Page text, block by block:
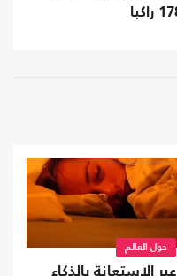
حول العالم
عبر الاستعانة بالذكاء